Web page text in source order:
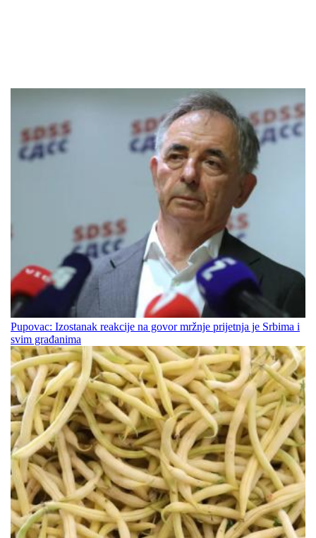
Pupovac: Izostanak reakcije na govor mržnje prijetnja je Srbima i
svim građanima